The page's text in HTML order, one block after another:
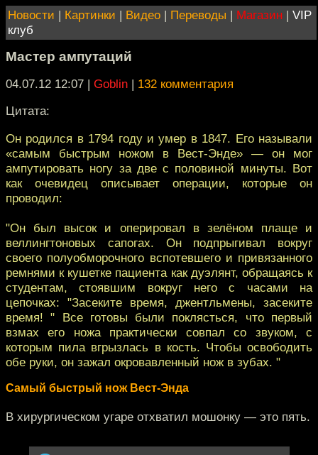
Новости | Картинки | Видео | Переводы | Магазин | VIP
клуб
Мастер ампутаций
04.07.12 12:07 | Goblin | 132 комментария
Цитата:
Он родился в 1794 году и умер в 1847. Его называли
«самым быстрым ножом в Вест-Энде» — он мог
ампутировать ногу за две с половиной минуты. Вот
как очевидец описывает операции, которые он
проводил:
"Он был высок и оперировал в зелёном плаще и
веллингтоновых сапогах. Он подпрыгивал вокруг
своего полуобморочного вспотевшего и привязанного
ремнями к кушетке пациента как дуэлянт, обращаясь к
студентам, стоявшим вокруг него с часами на
цепочках: "Засеките время, джентльмены, засеките
время! " Все готовы были поклясться, что первый
взмах его ножа практически совпал со звуком, с
которым пила вгрызлась в кость. Чтобы освободить
обе руки, он зажал окровавленный нож в зубах. "
Самый быстрый нож Вест-Энда
В хирургическом угаре отхватил мошонку — это пять.